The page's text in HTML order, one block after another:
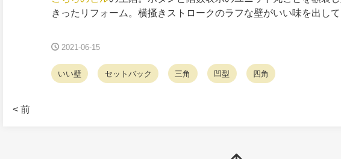
きったリフォーム。横掻きストロークのラフな壁がいい味を出して
2021-06-15
いい壁 セットバック 三角 凹型 四角
< 前